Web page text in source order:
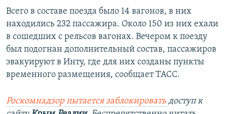
Всего в составе поезда было 14 вагонов, в них
находились 232 пассажира. Около 150 из них ехали
в сошедших с рельсов вагонах. Вечером к поезду
был подогнан дополнительный состав, пассажиров
эвакуируют в Инту, где для них созданы пункты
временного размещения, сообщает ТАСС.
Роскомнадзор пытается заблокировать доступ к